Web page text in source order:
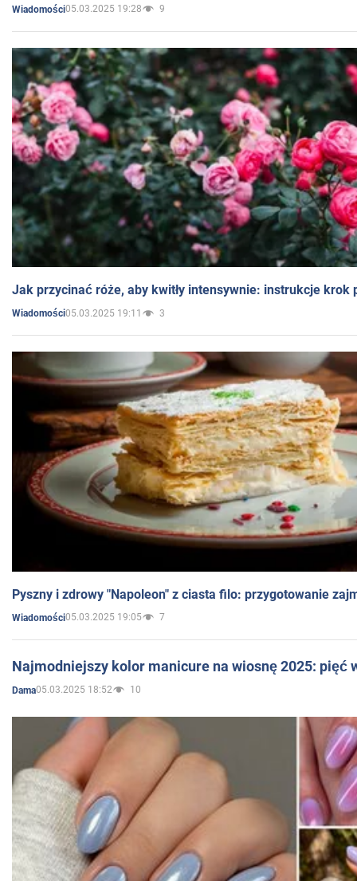
Wiadomości05.03.2025 19:28 9
Jak przycinać róże, aby kwitły intensywnie: instrukcje krok
Wiadomości05.03.2025 19:11 3
Pyszny i zdrowy "Napoleon" z ciasta filo: przygotowanie
Wiadomości05.03.2025 19:05 7
Najmodniejszy kolor manicure na wiosnę 2025: pięć
Dama05.03.2025 18:52 10